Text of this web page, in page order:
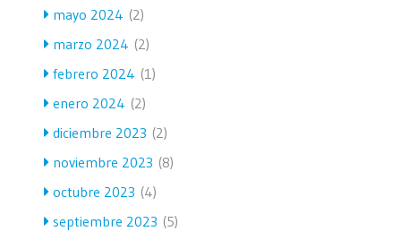
mayo 2024 (2)
marzo 2024 (2)
febrero 2024 (1)
enero 2024 (2)
diciembre 2023 (2)
noviembre 2023 (8)
octubre 2023 (4)
septiembre 2023 (5)